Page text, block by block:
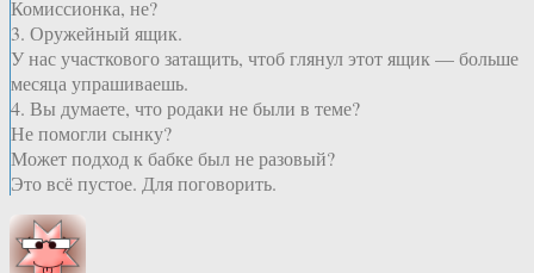
Комиссионка, не?
3. Оружейный ящик.
У нас участкового затащить, чтоб глянул этот ящик — больше
месяца упрашиваешь.
4. Вы думаете, что родаки не были в теме?
Не помогли сынку?
Может подход к бабке был не разовый?
Это всё пустое. Для поговорить.